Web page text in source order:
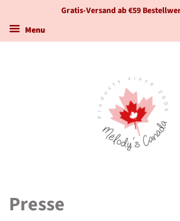
Gratis-Versand ab €59
Menu
Presse